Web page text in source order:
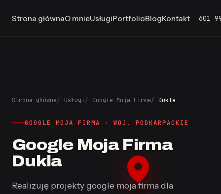
Strona głównaO mnieUsługiPortfolioBlogKontakt 601
Strona główna Usługi Google Moja Firma Dukla
GOOGLE MOJA FIRMA · WOJ. PODKARPACKIE
Google Moja Firma
Dukla
Realizuję projekty google moja firma dla